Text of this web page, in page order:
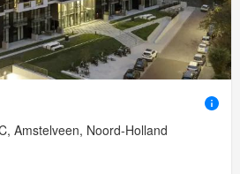
Amstelveen, Noord-Holland